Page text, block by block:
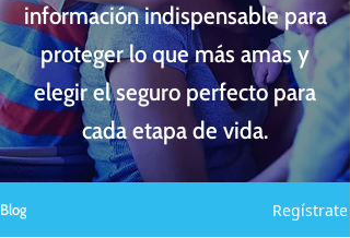
información indispensable para
proteger lo que más amas y
elegir el seguro perfecto para
cada etapa de vida.
Blog Regístrate